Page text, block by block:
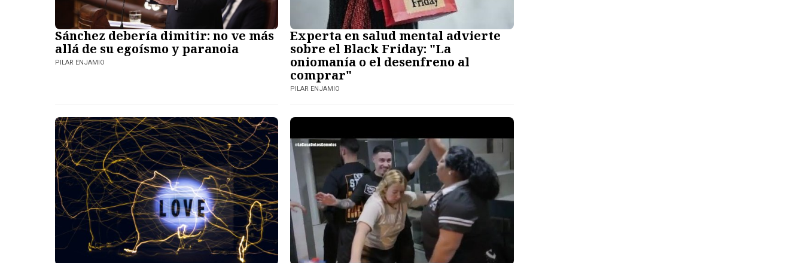
Sánchez debería dimitir: no ve más
allá de su egoísmo y paranoia
PILAR ENJAMIO
Experta en salud mental advierte
sobre el Black Friday: "La
oniomanía o el desenfreno al
comprar"
PILAR ENJAMIO